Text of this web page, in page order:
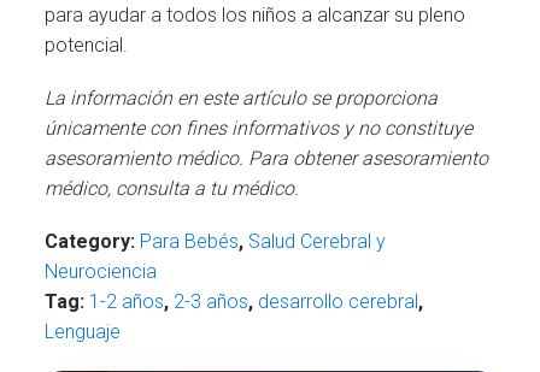
para ayudar a todos los niños a alcanzar su pleno
potencial.
La información en este artículo se proporciona
únicamente con fines informativos y no constituye
asesoramiento médico. Para obtener asesoramiento
médico, consulta a tu médico.
Category: Para Bebés, Salud Cerebral y
Neurociencia
Tag: 1-2 años, 2-3 años, desarrollo cerebral ,
Lenguaje